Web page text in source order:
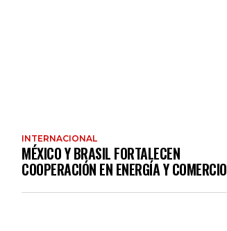
INTERNACIONAL
MÉXICO Y BRASIL FORTALECEN
COOPERACIÓN EN ENERGÍA Y COMERCIO